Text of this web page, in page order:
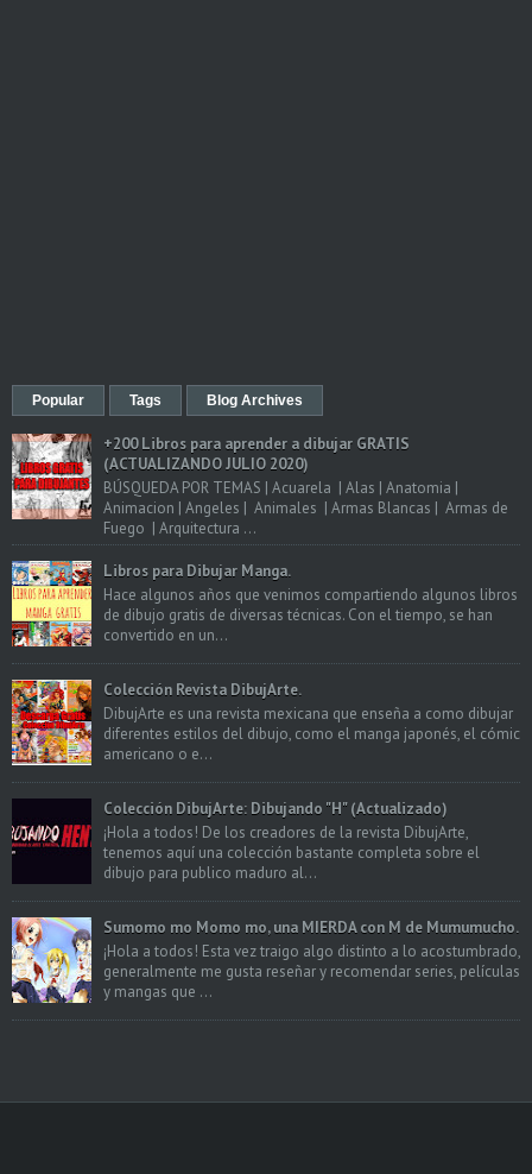
Popular Tags Blog Archives
+200 Libros para aprender a dibujar GRATIS
(ACTUALIZANDO JULIO 2020)
BÚSQUEDA POR TEMAS | Acuarela | Alas | Anatomia |
Animacion | Angeles | Animales | Armas Blancas | Armas de
Fuego | Arquitectura ...
Libros para Dibujar Manga.
Hace algunos años que venimos compartiendo algunos libros
de dibujo gratis de diversas técnicas. Con el tiempo, se han
convertido en un...
Colección Revista DibujArte.
DibujArte es una revista mexicana que enseña a como dibujar
diferentes estilos del dibujo, como el manga japonés, el cómic
americano o e...
Colección DibujArte: Dibujando "H" (Actualizado)
¡Hola a todos! De los creadores de la revista DibujArte,
tenemos aquí una colección bastante completa sobre el
dibujo para publico maduro al...
Sumomo mo Momo mo, una MIERDA con M de Mumumucho.
¡Hola a todos! Esta vez traigo algo distinto a lo acostumbrado,
generalmente me gusta reseñar y recomendar series, películas
y mangas que ...